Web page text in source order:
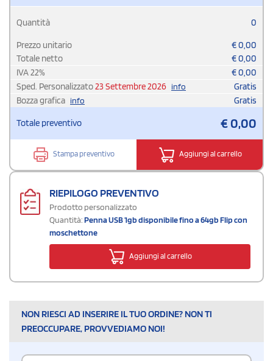
Quantità 0
Prezzo unitario €0,00
Totale netto
€0,00
IVA22% €0,00
Sped. Personalizzato23 Settembre 2026 info
Gratis
Bozza grafica info Gratis
Totale preventivo €0,00
Stampa preventivo Aggiungi al carrello
RIEPILOGO PREVENTIVO
Prodotto personalizzato
Quantità:Penna USB 1gb disponibile fino a 64gb Flip con
moschettone
Aggiungi al carrello
NON RIESCI AD INSERIRE IL TUO ORDINE? NON TI
PREOCCUPARE, PROVVEDIAMO NOI!